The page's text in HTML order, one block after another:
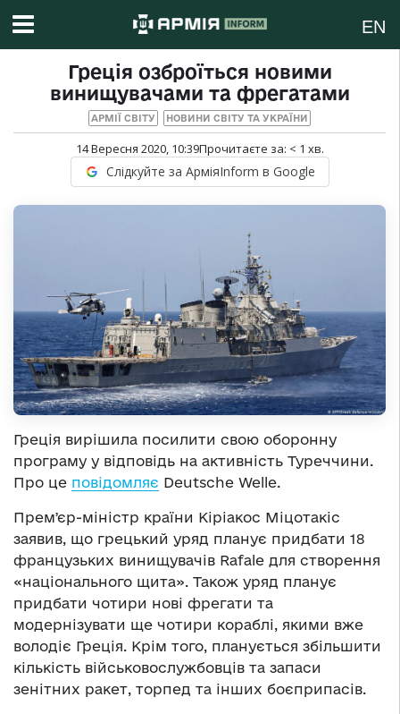
EN
Греція озброїться новими
винищувачами та фрегатами
АРМІЇ СВІТУ НОВИНИ СВІТУ ТА УКРАЇНИ
14 Вересня 2020, 10:39Прочитаєте за: < 1 хв.
Слідкуйте за АрміяInform в Google
Греція вирішила посилити свою оборонну
програму у відповідь на активність Туреччини.
Про це повідомляє Deutsche Welle.
Премʼєр-міністр країни Кіріакос Міцотакіс
заявив, що грецький уряд планує придбати 18
французьких винищувачів Rafale для створення
«національного щита». Також уряд планує
придбати чотири нові фрегати та
модернізувати ще чотири кораблі, якими вже
володіє Греція. Крім того, планується збільшити
кількість військовослужбовців та запаси
зенітних ракет, торпед та інших боєприпасів.